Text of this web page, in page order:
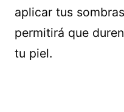
aplicar tus
permitirá que
tu piel.